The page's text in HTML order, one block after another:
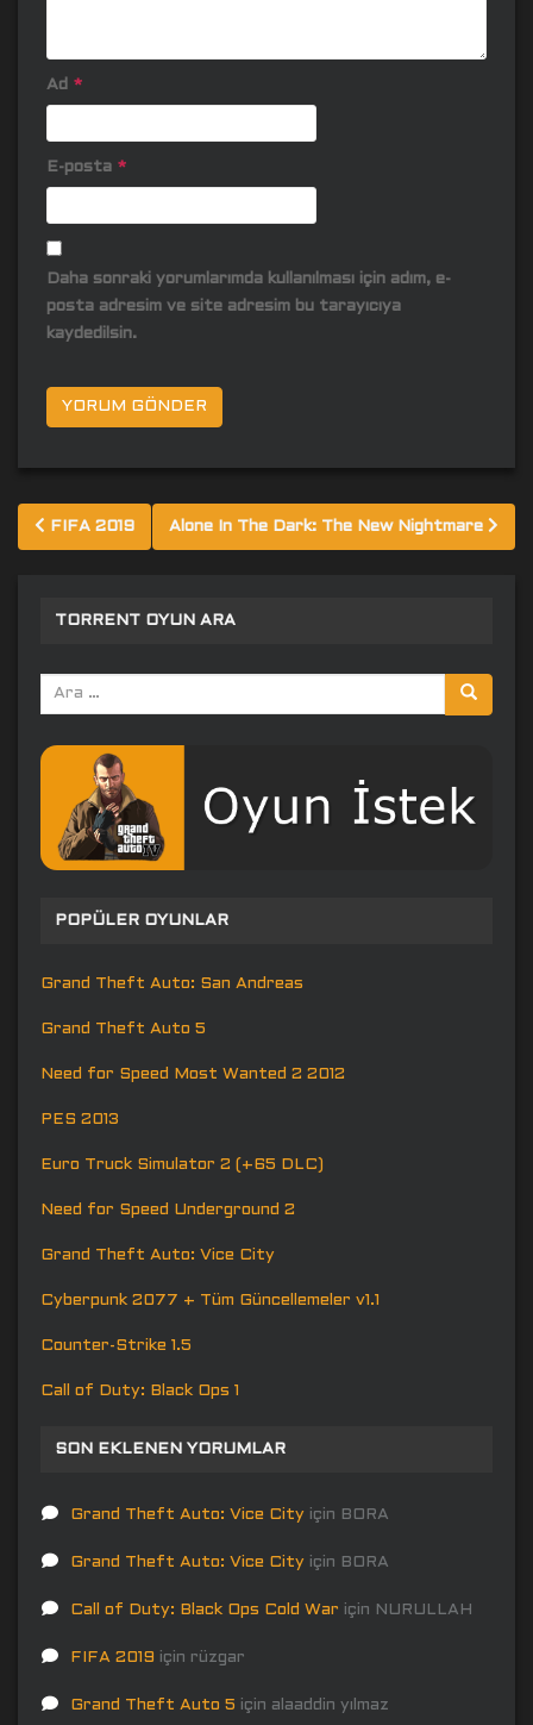
Ad *
E-posta *
Daha sonraki yorumlarımda kullanılması için adım, e-
posta adresim ve site adresim bu tarayıcıya
kaydedilsin.
Yazı
gezinmesi
FIFA 2019 Alone In The Dark: The New Nightmare
TORRENT OYUN ARA
Arama
yap:
POPÜLER OYUNLAR
Grand Theft Auto: San Andreas
Grand Theft Auto 5
Need for Speed Most Wanted 2 2012
PES 2013
Euro Truck Simulator 2 (+65 DLC)
Need for Speed Underground 2
Grand Theft Auto: Vice City
Cyberpunk 2077 + Tüm Güncellemeler v1.1
Counter-Strike 1.5
Call of Duty: Black Ops 1
SON EKLENEN YORUMLAR
Grand Theft Auto: Vice City için BORA
Grand Theft Auto: Vice City için BORA
Call of Duty: Black Ops Cold War için NURULLAH
FIFA 2019 için rüzgar
Grand Theft Auto 5 için alaaddin yılmaz